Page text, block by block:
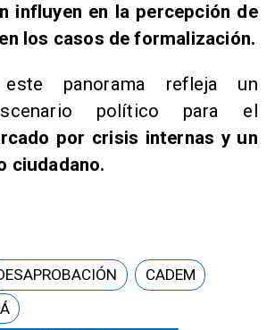
influyen en la percepción de
los casos de formalización.
este panorama refleja un
político para el
por crisis internas y un
ciudadano.
CADEM